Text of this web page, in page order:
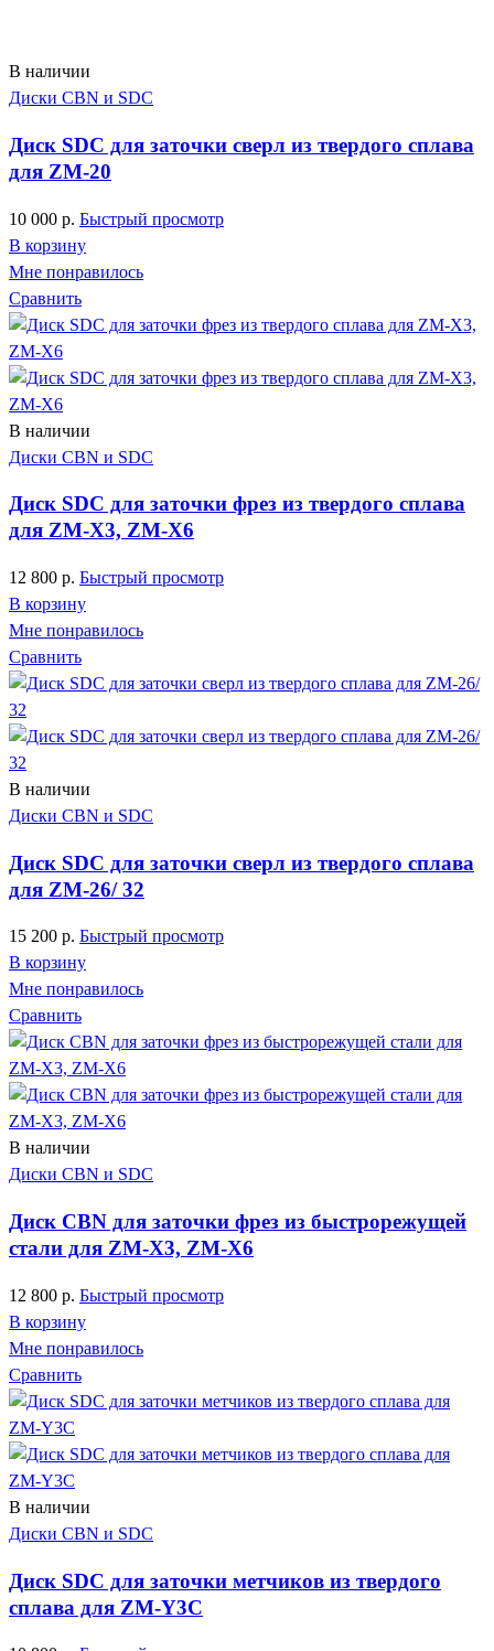
В наличии
Диски CBN и SDC
Диск SDC для заточки сверл из твердого сплава
для ZM-20
10 000 р. Быстрый просмотр
В корзину
Мне понравилось
Сравнить
В наличии
Диски CBN и SDC
Диск SDC для заточки фрез из твердого сплава
для ZM-X3, ZM-X6
12 800 р. Быстрый просмотр
В корзину
Мне понравилось
Сравнить
В наличии
Диски CBN и SDC
Диск SDC для заточки сверл из твердого сплава
для ZM-26/ 32
15 200 р. Быстрый просмотр
В корзину
Мне понравилось
Сравнить
В наличии
Диски CBN и SDC
Диск CBN для заточки фрез из быстрорежущей
стали для ZM-X3, ZM-X6
12 800 р. Быстрый просмотр
В корзину
Мне понравилось
Сравнить
В наличии
Диски CBN и SDC
Диск SDC для заточки метчиков из твердого
сплава для ZM-Y3C